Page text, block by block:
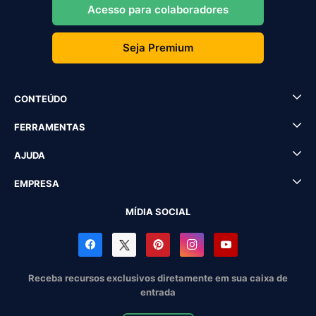
Acesso para colaboradores
Seja Premium
CONTEÚDO
FERRAMENTAS
AJUDA
EMPRESA
MÍDIA SOCIAL
Receba recursos exclusivos diretamente em sua caixa de
entrada